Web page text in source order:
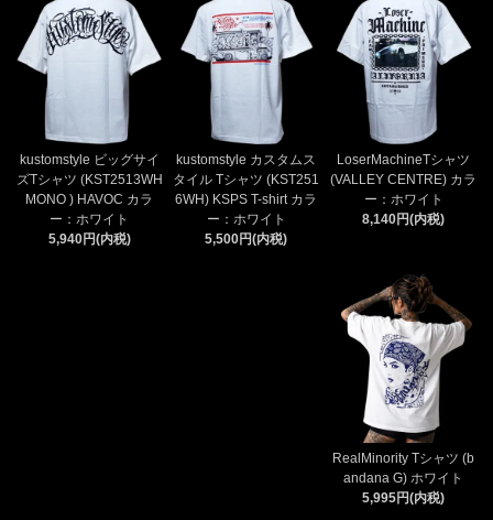
kustomstyle ビッグサイ
ズTシャツ (KST2513WH
MONO ) HAVOC カラ
ー：ホワイト
5,940円(内税)
kustomstyle カスタムス
タイル Tシャツ (KST251
6WH) KSPS T-shirt カラ
ー：ホワイト
5,500円(内税)
LoserMachineTシャツ
(VALLEY CENTRE) カラ
ー：ホワイト
8,140円(内税)
RealMinority Tシャツ (b
andana G) ホワイト
5,995円(内税)